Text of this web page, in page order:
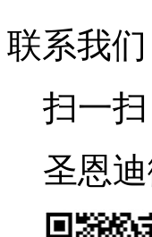
联系我们
扫一
圣恩